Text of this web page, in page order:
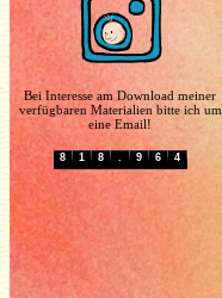
Bei Interesse am Download meiner
verfügbaren Materialien bitte ich um
eine Email!
8 1 8 . 9 6 4